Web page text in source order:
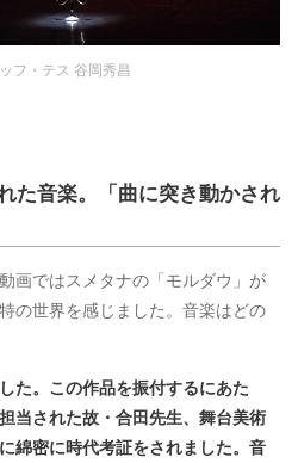
フ・テス 谷岡秀昌
た音楽。「曲に突き動かされ
ではスメタナの「モルダウ」が
の世界を感じました。音楽はどの
た。この作品を振付するにあた
当された故・合田先生、舞台美術
綿密に時代考証をされました。音